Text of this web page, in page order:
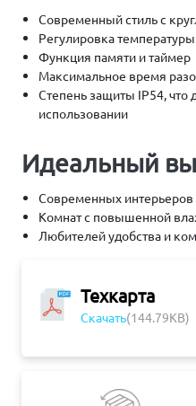
Техкарта
Скачать(144.79KB)
Современный стиль с
Регулировка
Функция памяти и таймер
Максимальное время
Степень защиты IP54, что
использовании
Идеальный
Современных
Комнат с повышенной
Любителей удобства и